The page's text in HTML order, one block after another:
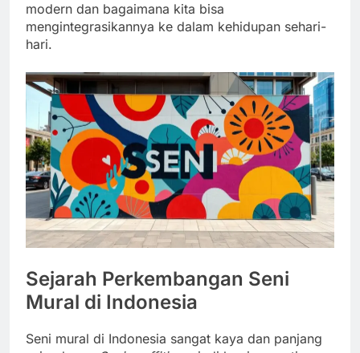
modern dan bagaimana kita bisa
mengintegrasikannya ke dalam kehidupan sehari-
hari.
Sejarah Perkembangan Seni
Mural di Indonesia
Seni mural di Indonesia sangat kaya dan panjang